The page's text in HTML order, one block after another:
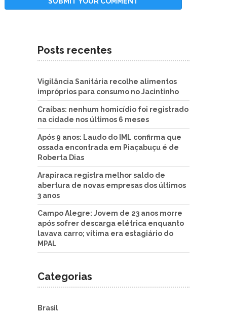
Posts recentes
Vigilância Sanitária recolhe alimentos
impróprios para consumo no Jacintinho
Craíbas: nenhum homicídio foi registrado
na cidade nos últimos 6 meses
Após 9 anos: Laudo do IML confirma que
ossada encontrada em Piaçabuçu é de
Roberta Dias
Arapiraca registra melhor saldo de
abertura de novas empresas dos últimos
3 anos
Campo Alegre: Jovem de 23 anos morre
após sofrer descarga elétrica enquanto
lavava carro; vítima era estagiário do
MPAL
Categorias
Brasil